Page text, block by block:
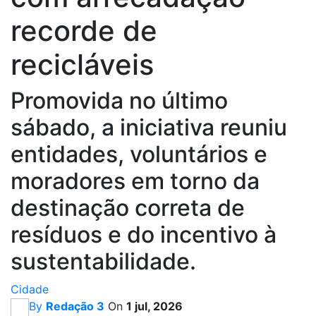
recorde de
recicláveis
Promovida no último
sábado, a iniciativa reuniu
entidades, voluntários e
moradores em torno da
destinação correta de
resíduos e do incentivo à
sustentabilidade.
Cidade
By Redação 3 On 1 jul, 2026